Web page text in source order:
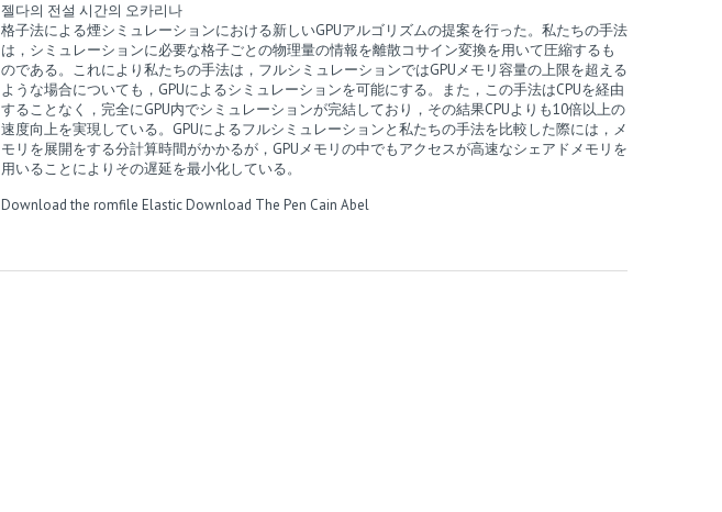
젤다의 전설 시간의 오카리나
格子法による煙シミュレーションにおける新しいGPUアルゴリズムの提案を行った。私たちの手法
は，シミュレーションに必要な格子ごとの物理量の情報を離散コサイン変換を用いて圧縮するも
のである。これにより私たちの手法は，フルシミュレーションではGPUメモリ容量の上限を超える
ような場合についても，GPUによるシミュレーションを可能にする。また，この手法はCPUを経由
することなく，完全にGPU内でシミュレーションが完結しており，その結果CPUよりも10倍以上の
速度向上を実現している。GPUによるフルシミュレーションと私たちの手法を比較した際には，メ
モリを展開をする分計算時間がかかるが，GPUメモリの中でもアクセスが高速なシェアドメモリを
用いることによりその遅延を最小化している。
Download the romfile ElasticDownload The Pen Cain Abel